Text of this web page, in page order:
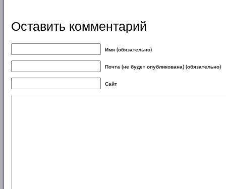
Оставить комментарий
Имя (обязательно)
Почта (не будет опубликована) (обязательно)
Сайт